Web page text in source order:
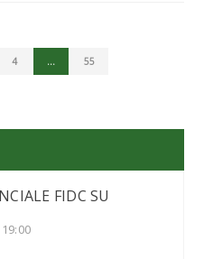
4 … 55
FIDC SU